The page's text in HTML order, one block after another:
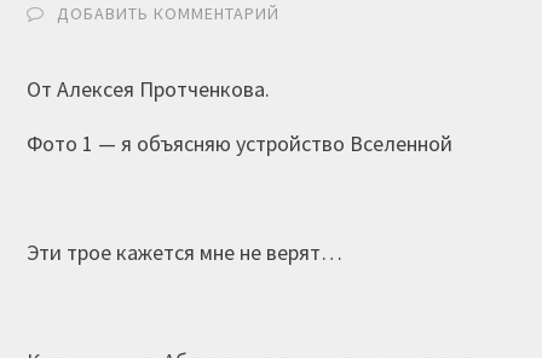
ДОБАВИТЬ КОММЕНТАРИЙ
От Алексея Протченкова.
Фото 1 — я объясняю устройство Вселенной
Эти трое кажется мне не верят…